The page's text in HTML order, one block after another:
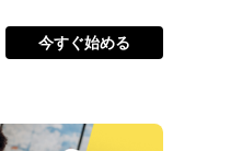
今すぐ始める